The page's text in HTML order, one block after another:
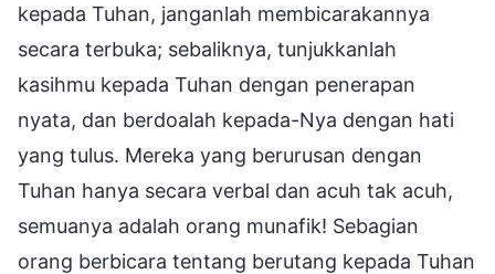
kepada Tuhan, janganlah membicarakannya
secara terbuka; sebaliknya, tunjukkanlah
kasihmu kepada Tuhan dengan penerapan
nyata, dan berdoalah kepada-Nya dengan hati
yang tulus. Mereka yang berurusan dengan
Tuhan hanya secara verbal dan acuh tak acuh,
semuanya adalah orang munafik! Sebagian
orang berbicara tentang berutang kepada Tuhan